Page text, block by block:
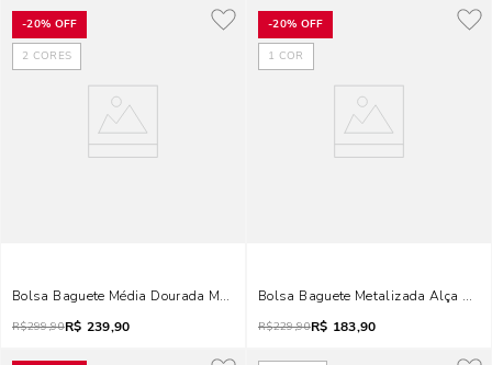
-20% OFF
2 CORES
Bolsa Baguete Média Dourada Metalizada
R$299,90R$ 239,90
-20% OFF
1 COR
Bolsa Baguete Metalizada Alça
R$229,90R$ 183,90